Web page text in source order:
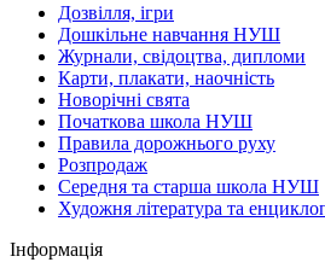
Дозвілля, ігри
Дошкільне навчання НУШ
Журнали, свідоцтва, дипломи
Карти, плакати, наочність
Новорічні свята
Початкова школа НУШ
Правила дорожнього руху
Розпродаж
Середня та старша школа НУШ
Художня література та
Інформація